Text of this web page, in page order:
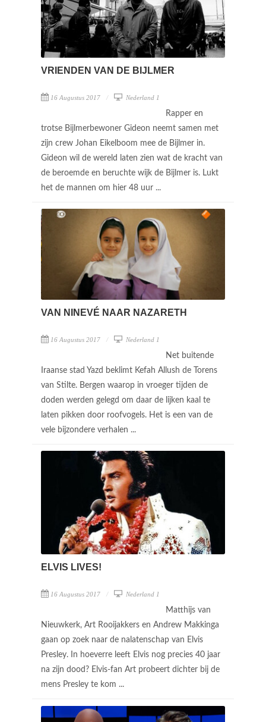
VRIENDEN VAN DE BIJLMER
16 Augustus 2017 Nederland 1
Rapper en
trotse Bijlmerbewoner Gideon neemt samen met
zijn crew Johan Eikelboom mee de Bijlmer in.
Gideon wil de wereld laten zien wat de kracht van
de beroemde en beruchte wijk de Bijlmer is. Lukt
het de mannen om hier 48 uur ...
VAN NINEVÉ NAAR NAZARETH
16 Augustus 2017 Nederland 1
Net buitende
Iraanse stad Yazd beklimt Kefah Allush de Torens
van Stilte. Bergen waarop in vroeger tijden de
doden werden gelegd om daar de lijken kaal te
laten pikken door roofvogels. Het is een van de
vele bijzondere verhalen ...
ELVIS LIVES!
16 Augustus 2017 Nederland 1
Matthijs van
Nieuwkerk, Art Rooijakkers en Andrew Makkinga
gaan op zoek naar de nalatenschap van Elvis
Presley. In hoeverre leeft Elvis nog precies 40 jaar
na zijn dood? Elvis-fan Art probeert dichter bij de
mens Presley te kom ...